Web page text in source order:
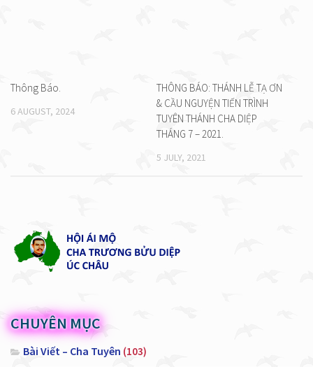
Thông Báo.
6 AUGUST, 2024
THÔNG BÁO: THÁNH LỄ TẠ ƠN
& CẦU NGUYỆN TIẾN TRÌNH
TUYÊN THÁNH CHA DIỆP
THÁNG 7 – 2021.
5 JULY, 2021
CHUYÊN MỤC
Bài Viết – Cha Tuyên (103)